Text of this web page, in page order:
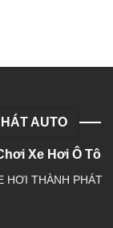
AUTO
Xe Hơi Ô Tô
HƠI THÀNH PHÁT